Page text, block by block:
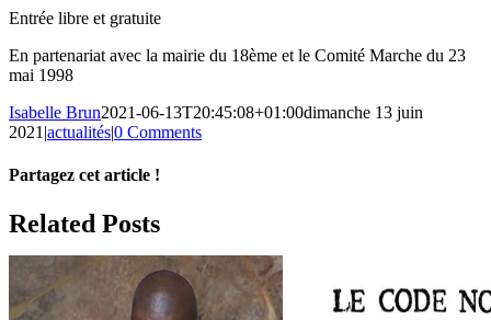
Entrée libre et gratuite
En partenariat avec la mairie du 18ème et le Comité Marche du 23
mai 1998
Isabelle Brun2021-06-13T20:45:08+01:00dimanche 13 juin
2021 |actualités|0 Comments
Partagez cet article !
Facebook
X
Reddit
LinkedIn
WhatsApp
Telegram
Tumblr
Pinterest
Vk
Xing
Email
Related Posts